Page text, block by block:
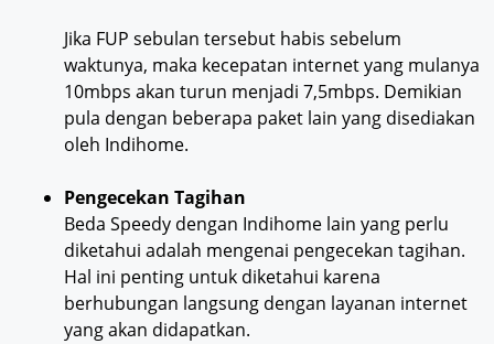
Jika FUP sebulan tersebut habis sebelum
waktunya, maka kecepatan internet yang mulanya
10mbps akan turun menjadi 7,5mbps. Demikian
pula dengan beberapa paket lain yang disediakan
oleh Indihome.
Pengecekan Tagihan
Beda Speedy dengan Indihome lain yang perlu
diketahui adalah mengenai pengecekan tagihan.
Hal ini penting untuk diketahui karena
berhubungan langsung dengan layanan internet
yang akan didapatkan.